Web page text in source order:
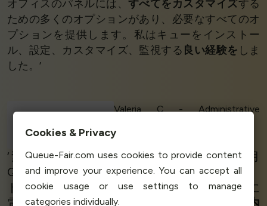
オフィスのパネルには、 すべてをカスタマイズする
ための多くのオプションがあり、必要なすべてのオ
プションを提供します。私はキューをインストー
ル、設定、カスタマイズ、監視する 良い経験を しま
した。’
Valeria C - Administrative
Melissatani Beauty
‘ 素晴らしいサービスです。私たちは毎月
Queue-Fairを利用しています。日曜日の夕方、
ドロップをすることになったのでQueue-Fairに
Cookies & Privacy
Queue-Fair.com uses cookies to provide content
and improve your experience. You can accept all
cookie usage or use settings to manage
categories individually.